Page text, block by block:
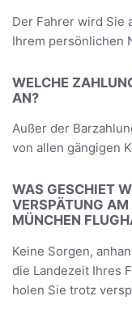
Der Fahrer wird Sie
Ihrem persönlichen
WELCHE
AN?
Außer der
von allen gängigen
WAS GESCHIET
VERSPÄTUNG
MÜNCHEN
Keine Sorgen,
die Landezeit Ihres
holen Sie trotz